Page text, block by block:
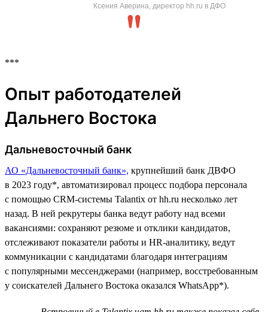
Ксения Аверина, директор hh.ru в ДФО
***
Опыт работодателей
Дальнего Востока
Дальневосточный банк
АО «Дальневосточный банк», крупнейший банк ДВФО
в 2023 году*, автоматизировал процесс подбора персонала
с помощью CRM-системы Talantix от hh.ru несколько лет
назад. В ней рекрутеры банка ведут работу над всеми
вакансиями: сохраняют резюме и отклики кандидатов,
отслеживают показатели работы и HR-аналитику, ведут
коммуникации с кандидатами благодаря интеграциям
с популярными мессенджерами (например, восстребованным
у соискателей Дальнего Востока оказался WhatsApp*).